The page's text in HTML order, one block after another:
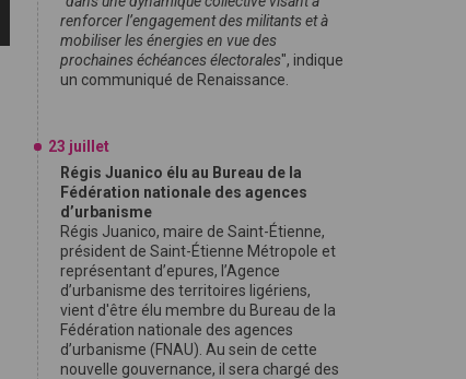
renforcer l’engagement des militants et à
mobiliser les énergies en vue des
prochaines échéances électorales", indique
un communiqué de Renaissance.
23 juillet
Régis Juanico élu au Bureau de la
Fédération nationale des agences
d’urbanisme
Régis Juanico, maire de Saint-Étienne,
président de Saint-Étienne Métropole et
représentant d’epures, l’Agence
d’urbanisme des territoires ligériens,
vient d'être élu membre du Bureau de la
Fédération nationale des agences
d’urbanisme (FNAU). Au sein de cette
nouvelle gouvernance, il sera chargé des